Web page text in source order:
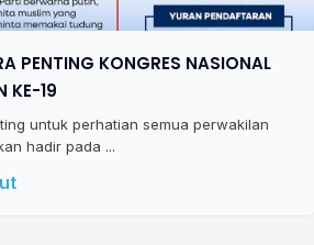
PENTING KONGRES NASIONAL
KE-19
untuk perhatian semua perwakilan
hadir pada ...